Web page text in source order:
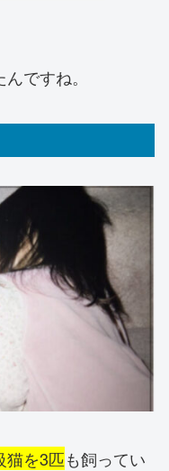
ですね。
猫を3匹も飼ってい